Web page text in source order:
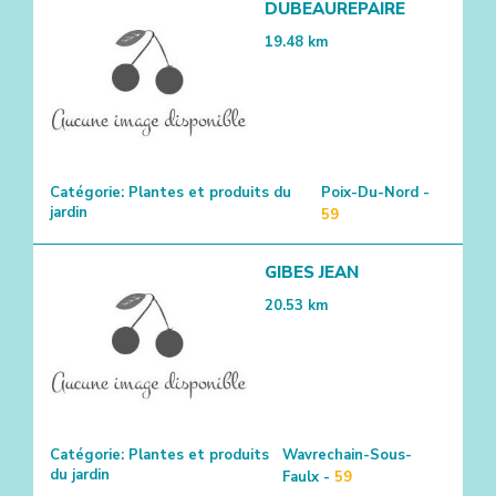
DUBEAUREPAIRE
19.48 km
Catégorie: Plantes et produits du
jardin
Poix-Du-Nord -
59
GIBES JEAN
20.53 km
Catégorie: Plantes et produits
du jardin
Wavrechain-Sous-
Faulx - 59